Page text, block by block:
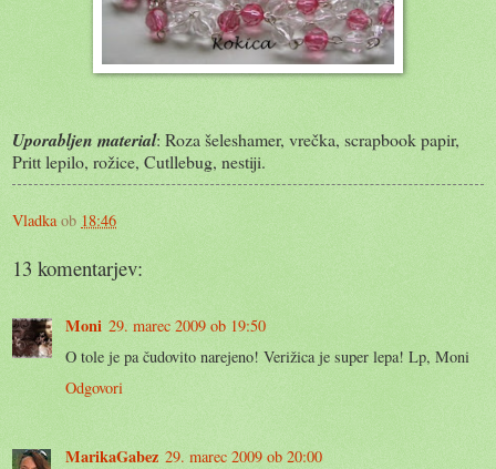
Uporabljen material: Roza šeleshamer, vrečka, scrapbook papir,
Pritt lepilo, rožice, Cutllebug, nestiji.
Vladka ob 18:46
13 komentarjev:
Moni 29. marec 2009 ob 19:50
O tole je pa čudovito narejeno! Verižica je super lepa! Lp, Moni
Odgovori
MarikaGabez 29. marec 2009 ob 20:00